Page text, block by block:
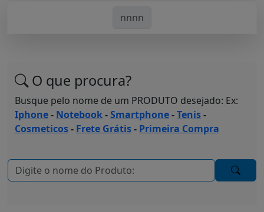
nnnn
O que procura?
Busque pelo nome de um PRODUTO desejado: Ex:
Iphone- Notebook-Smartphone-Tenis-
Cosmeticos- Frete Grátis- Primeira Compra